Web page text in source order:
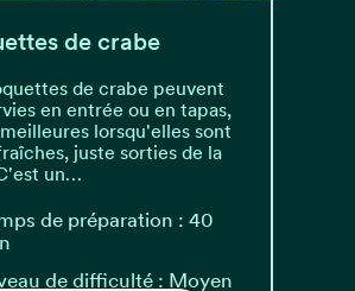
de crabe
de crabe peuvent
en entrée ou en tapas,
lorsqu'elles sont
juste sorties de la
un…
de préparation : 40
de difficulté : Moyen